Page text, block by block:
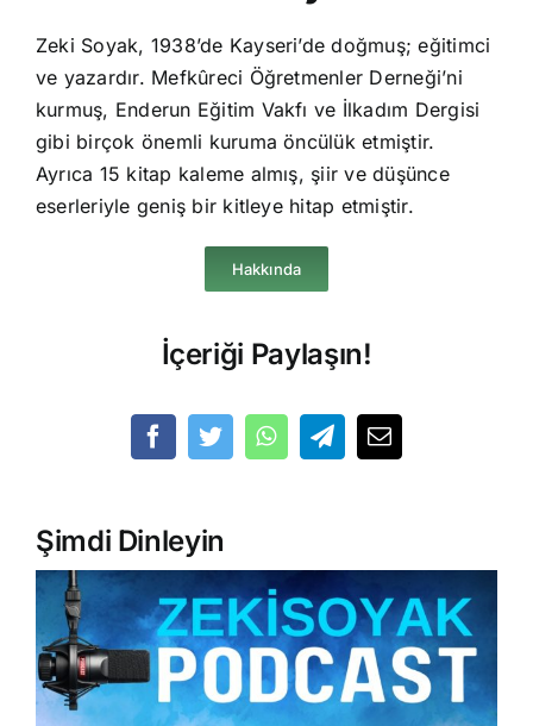
Zeki Soyak, 1938’de Kayseri’de doğmuş; eğitimci
ve yazardır. Mefkûreci Öğretmenler Derneği’ni
kurmuş, Enderun Eğitim Vakfı ve İlkadım Dergisi
gibi birçok önemli kuruma öncülük etmiştir.
Ayrıca 15 kitap kaleme almış, şiir ve düşünce
eserleriyle geniş bir kitleye hitap etmiştir.
Hakkında
İçeriği Paylaşın!
Şimdi Dinleyin